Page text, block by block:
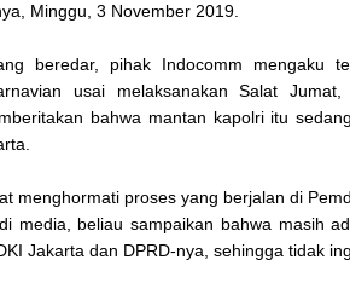
Minggu, 3 November 2019.
beredar, pihak Indocomm mengaku
usai melaksanakan Salat
bahwa mantan kapolri itu
menghormati proses yang berjalan di
media, beliau sampaikan bahwa masih
Jakarta dan DPRD-nya, sehingga tidak